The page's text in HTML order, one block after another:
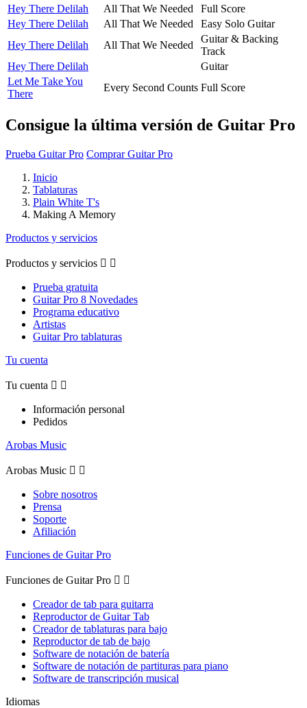
Hey There Delilah
All That We Needed
Full Score
Hey There Delilah
All That We Needed
Easy Solo Guitar
Hey There Delilah
All That We Needed
Guitar & Backing
Track
Hey There Delilah
Guitar
Let Me Take You
There
Every Second Counts Full Score
Consigue la última versión de Guitar Pro
Prueba Guitar Pro Comprar Guitar Pro
Inicio
Tablaturas
Plain White T's
Making A Memory
Productos y servicios
Productos y servicios  
Prueba gratuita
Guitar Pro 8 Novedades
Programa educativo
Artistas
Guitar Pro tablaturas
Tu cuenta
Tu cuenta  
Información personal
Pedidos
Arobas Music
Arobas Music  
Sobre nosotros
Prensa
Soporte
Afiliación
Funciones de Guitar Pro
Funciones de Guitar Pro  
Creador de tab para guitarra
Reproductor de Guitar Tab
Creador de tablaturas para bajo
Reproductor de tab de bajo
Software de notación de batería
Software de notación de partituras para piano
Software de transcripción musical
Idiomas